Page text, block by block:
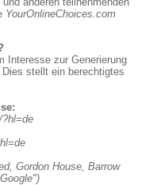
YourOnlineChoices.com
Interesse zur Generierung
stellt ein berechtigtes
Gordon House, Barrow